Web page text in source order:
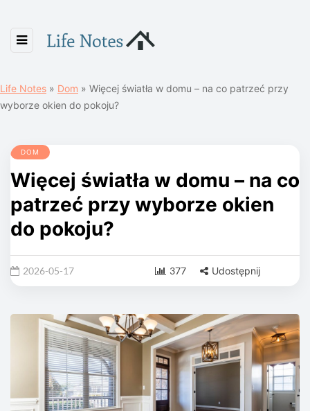
Life Notes » Dom » Więcej światła w domu – na co patrzeć przy
wyborze okien do pokoju?
DOM
Więcej światła w domu – na co
patrzeć przy wyborze okien
do pokoju?
2026-05-17 377 Udostępnij